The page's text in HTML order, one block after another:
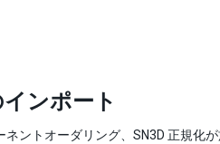
ンポート
ントオーダリング、SN3D 正規化